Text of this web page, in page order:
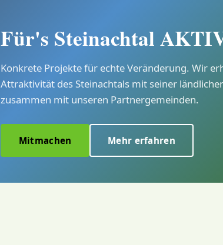
Für's Steinachtal
Konkrete Projekte für echte Veränderung. Wir
Attraktivität des Steinachtals mit seiner
zusammen mit unseren Partnergemeinden.
Mitmachen Mehr erfahren